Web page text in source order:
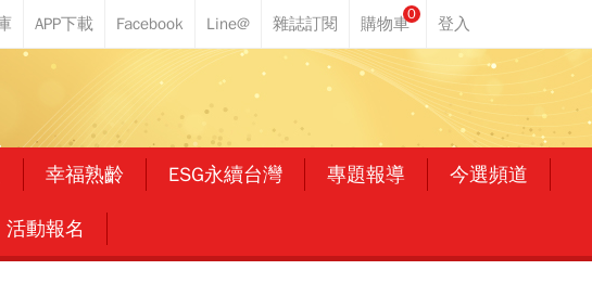
0
幸福熟齡 ESG永續台灣 專題報導 今選頻道
活動報名